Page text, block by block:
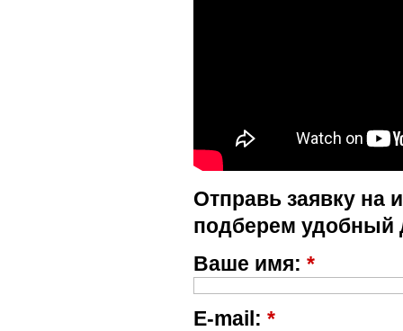
Отправь заявку на
подберем удобный
Ваше имя: *
E-mail: *